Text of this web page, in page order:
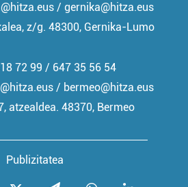
/ gernika@hitza.eus
z/g. 48300, Gernika-Lumo
Publizitatea
72 99 / 647 35 56 54
/ bermeo@hitza.eus
atzealdea. 48370, Bermeo